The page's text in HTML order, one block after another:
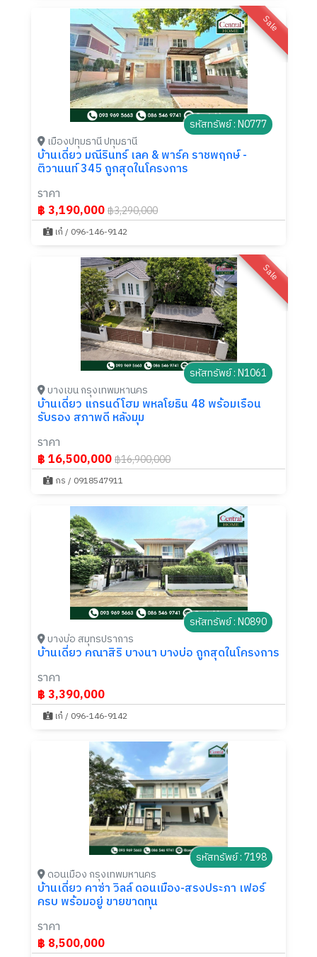
Sale
รหัสทรัพย์ : N0777
เมืองปทุมธานี ปทุมธานี
บ้านเดี่ยว มณีรินทร์ เลค & พาร์ค ราชพฤกษ์ -
ติวานนท์ 345 ถูกสุดในโครงการ
ราคา
฿ 3,190,000฿3,290,000
เก๋ / 096-146-9142
Sale
รหัสทรัพย์ : N1061
บางเขน กรุงเทพมหานคร
บ้านเดี่ยว แกรนด์โฮม พหลโยธิน 48 พร้อมเรือน
รับรอง สภาพดี หลังมุม
ราคา
฿ 16,500,000฿16,900,000
กร / 0918547911
รหัสทรัพย์ : N0890
บางบ่อ สมุทรปราการ
บ้านเดี่ยว คณาสิริ บางนา บางบ่อ ถูกสุดในโครงการ
ราคา
฿ 3,390,000
เก๋ / 096-146-9142
รหัสทรัพย์ : 7198
ดอนเมือง กรุงเทพมหานคร
บ้านเดี่ยว คาซ่า วิลล์ ดอนเมือง-สรงประภา เฟอร์
ครบ พร้อมอยู่ ขายขาดทุน
ราคา
฿ 8,500,000